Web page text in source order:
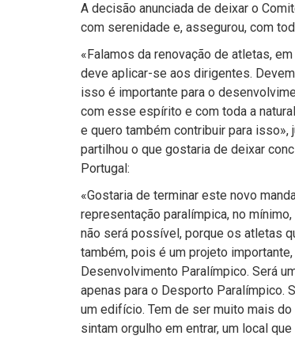
A decisão anunciada de deixar o
com serenidade e, assegurou, com
«Falamos da renovação de atletas,
deve aplicar-se aos dirigentes.
isso é importante para o
com esse espírito e com toda a
e quero também contribuir para
partilhou o que gostaria de deixar
Portugal:
«Gostaria de terminar este novo
representação paralímpica, no
não será possível, porque os atletas
também, pois é um projeto
Desenvolvimento Paralímpico. Será
apenas para o Desporto Paralímpico.
um edifício. Tem de ser muito mais
sintam orgulho em entrar, um local